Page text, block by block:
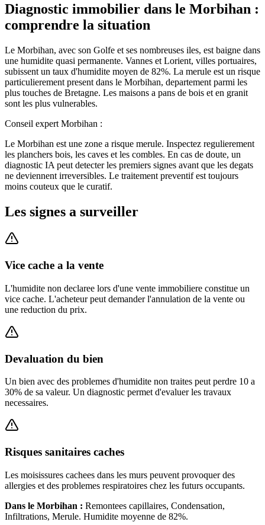
Diagnostic immobilier dans le Morbihan :
comprendre la situation
Le Morbihan, avec son Golfe et ses nombreuses iles, est baigne dans
une humidite quasi permanente. Vannes et Lorient, villes portuaires,
subissent un taux d'humidite moyen de 82%. La merule est un risque
particulierement present dans le Morbihan, departement parmi les
plus touches de Bretagne. Les maisons a pans de bois et en granit
sont les plus vulnerables.
Conseil expert Morbihan :
Le Morbihan est une zone a risque merule. Inspectez regulierement
les planchers bois, les caves et les combles. En cas de doute, un
diagnostic IA peut detecter les premiers signes avant que les degats
ne deviennent irreversibles. Le traitement preventif est toujours
moins couteux que le curatif.
Les signes a surveiller
Vice cache a la vente
L'humidite non declaree lors d'une vente immobiliere constitue un
vice cache. L'acheteur peut demander l'annulation de la vente ou
une reduction du prix.
Devaluation du bien
Un bien avec des problemes d'humidite non traites peut perdre 10 a
30% de sa valeur. Un diagnostic permet d'evaluer les travaux
necessaires.
Risques sanitaires caches
Les moisissures cachees dans les murs peuvent provoquer des
allergies et des problemes respiratoires chez les futurs occupants.
Dans le Morbihan : Remontees capillaires, Condensation,
Infiltrations, Merule. Humidite moyenne de 82%.